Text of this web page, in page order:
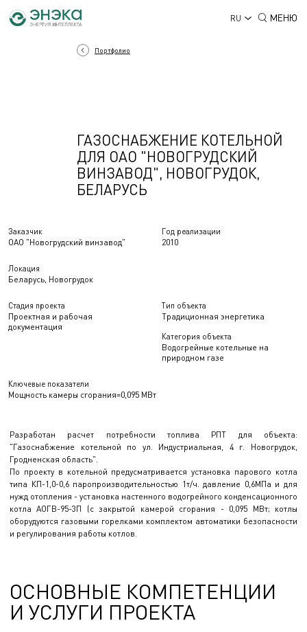
RU МЕНЮ
Заказчик
ОАО "Новогрудский винзавод"
Год реализации
2010
Локация
Беларусь, Новогрудок
Стадия проекта
Проектная и рабочая
документация
Тип объекта
Традиционная энергетика
Категория объекта
Водогрейные котельные на
природном газе
Ключевые показатели
Мощность камеры сгорания=0,095 МВт
Портфолио
ГАЗОСНАБЖЕНИЕ КОТЕЛЬНОЙ
ДЛЯ ОАО "НОВОГРУДСКИЙ
ВИНЗАВОД", НОВОГРУДОК,
БЕЛАРУСЬ
Разработан расчет потребности топлива РПТ для объекта:
"Газоснабжение котельной по ул. Индустриальная, 4 г. Новогрудок,
Гродненская область".
По проекту в котельной предусматривается установка парового котла
типа КП-1,0-0,6 паропроизводительностью 1т/ч. давление 0,6МПа и для
нужд отопления - установка настенного водогрейного конденсационного
котла АОГВ-95-3П (с закрытой камерой сгорания - 0,095 МВт; котлы
оборудуются газовыми горелками комплектом автоматики безопасности
и регулирования работы котлов.
ОСНОВНЫЕ КОМПЕТЕНЦИИ
И УСЛУГИ ПРОЕКТА